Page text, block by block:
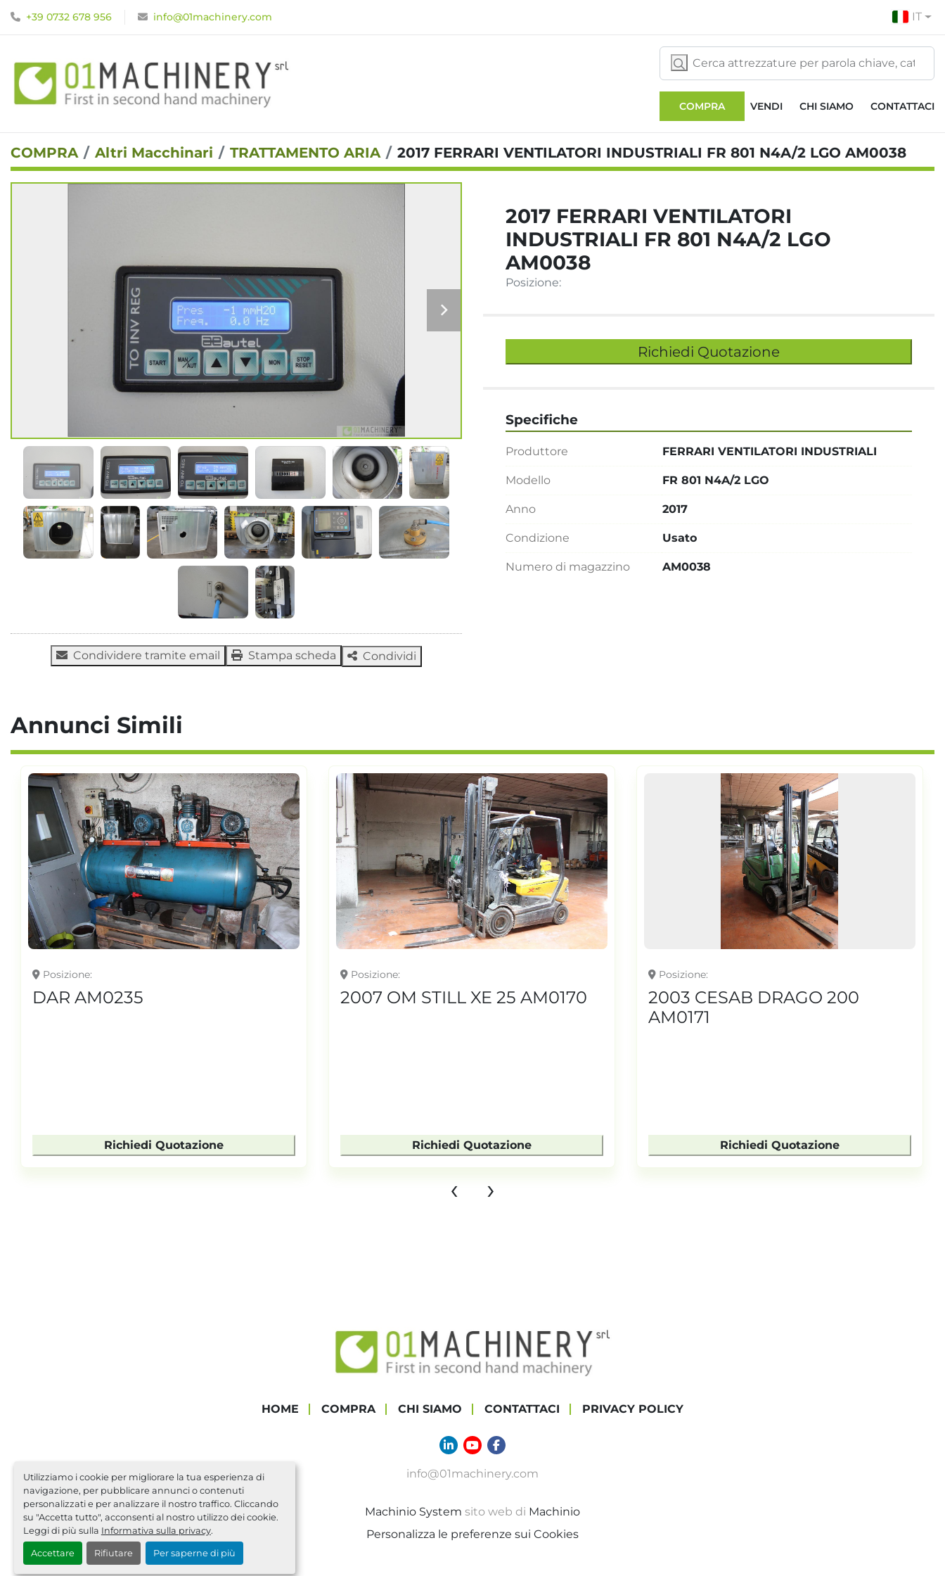
Utilizziamo i cookie per migliorare la tua esperienza di
navigazione, per pubblicare annunci o contenuti
personalizzati e per analizzare il nostro traffico. Cliccando
su "Accetta tutto", acconsenti al nostro utilizzo dei cookie.
Leggi di più sulla Informativa sulla privacy.
Accettare Rifiutare Per saperne di più
+39 0732 678 956 info@01machinery.com IT
COMPRA VENDI CHI SIAMO CONTATTACI
COMPRA Altri Macchinari TRATTAMENTO ARIA 2017 FERRARI VENTILATORI INDUSTRIALI FR 801 N4A/2 LGO AM0038
Condividere tramite email Stampa scheda Condividi
2017 FERRARI VENTILATORI
INDUSTRIALI FR 801 N4A/2 LGO
AM0038
Posizione:
Richiedi Quotazione
Specifiche
Produttore FERRARI VENTILATORI INDUSTRIALI
Modello FR 801 N4A/2 LGO
Anno 2017
Condizione Usato
Numero di magazzino AM0038
Annunci Simili
Posizione
DAR AM0235
Richiedi Quotazione
Posizione
2007 OM STILL XE 25 AM0170
Richiedi Quotazione
Posizione
2003 CESAB DRAGO 200
AM0171
Richiedi Quotazione
‹ ›
HOME COMPRA CHI SIAMO CONTATTACI PRIVACY POLICY
linkedinyoutubefacebook
info@01machinery.com
Machinio System sito web di Machinio
Personalizza le preferenze sui Cookies